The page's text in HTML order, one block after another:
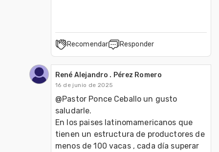
Recomendar Responder
René Alejandro . Pérez Romero
16 de junio de 2025
@Pastor Ponce Ceballo un gusto
saludarle.
En los paises latinomamericanos que
tienen un estructura de productores de
menos de 100 vacas , cada día superar